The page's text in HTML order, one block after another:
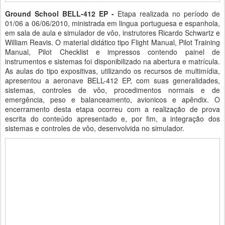
Ground School BELL-412 EP - Etapa realizada no período de
01/06 a 06/06/2010, ministrada em lingua portuguesa e espanhola,
em sala de aula e simulador de vôo, instrutores Ricardo Schwartz e
William Reavis. O material didático tipo Flight Manual, Pilot Training
Manual, Pilot Checklist e impressos contendo painel de
instrumentos e sistemas foi disponibilizado na abertura e matrícula.
As aulas do tipo expositivas, utilizando os recursos de multimídia,
apresentou a aeronave BELL-412 EP, com suas generalidades,
sistemas, controles de vôo, procedimentos normais e de
emergência, peso e balanceamento, avionicos e apêndix. O
encerramento desta etapa ocorreu com a realização de prova
escrita do conteúdo apresentado e, por fim, a integração dos
sistemas e controles de vôo, desenvolvida no simulador.